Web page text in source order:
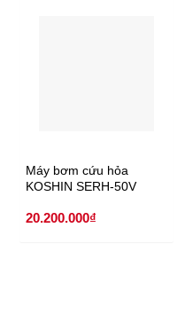
Máy bơm cứu hỏa
KOSHIN SERH-50V
20.200.000₫